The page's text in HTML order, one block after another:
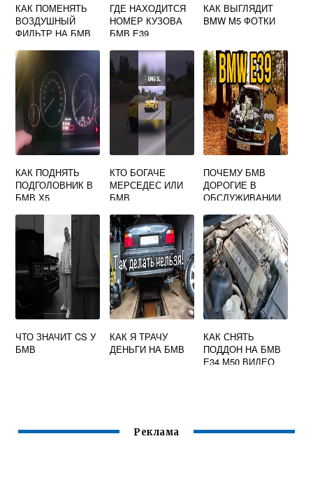
КАК ПОМЕНЯТЬ
ВОЗДУШНЫЙ
ФИЛЬТР НА БМВ
ГДЕ НАХОДИТСЯ
НОМЕР КУЗОВА
БМВ Е39
КАК ВЫГЛЯДИТ
BMW M5 ФОТКИ
КАК ПОДНЯТЬ
ПОДГОЛОВНИК В
БМВ Х5
КТО БОГАЧЕ
МЕРСЕДЕС ИЛИ
БМВ
ПОЧЕМУ БМВ
ДОРОГИЕ В
ОБСЛУЖИВАНИИ
ЧТО ЗНАЧИТ CS У
БМВ
КАК Я ТРАЧУ
ДЕНЬГИ НА БМВ
КАК СНЯТЬ
ПОДДОН НА БМВ
Е34 М50 ВИДЕО
Реклама